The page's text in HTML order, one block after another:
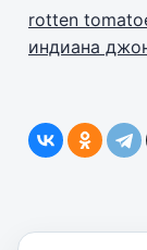
rotten
индиана